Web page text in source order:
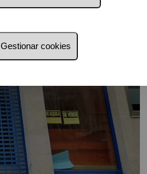
Gestionar cookies